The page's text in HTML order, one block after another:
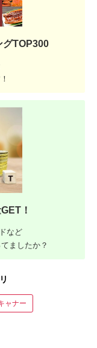
グTOP300
！
など
ましたか？
ャナー